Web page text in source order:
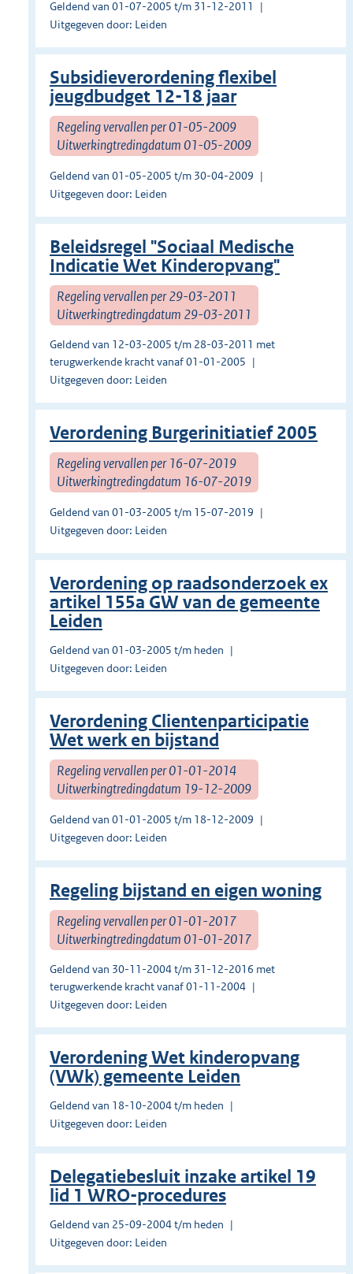
Geldend van 01-07-2005 t/m 31-12-2011
Uitgegeven door: Leiden
Subsidieverordening flexibel
jeugdbudget 12-18 jaar
Regeling vervallen per 01-05-2009
Uitwerkingtredingdatum 01-05-2009
Geldend van 01-05-2005 t/m 30-04-2009
Uitgegeven door: Leiden
Beleidsregel "Sociaal Medische
Indicatie Wet Kinderopvang"
Regeling vervallen per 29-03-2011
Uitwerkingtredingdatum 29-03-2011
Geldend van 12-03-2005 t/m 28-03-2011 met
terugwerkende kracht vanaf 01-01-2005
Uitgegeven door: Leiden
Verordening Burgerinitiatief 2005
Regeling vervallen per 16-07-2019
Uitwerkingtredingdatum 16-07-2019
Geldend van 01-03-2005 t/m 15-07-2019
Uitgegeven door: Leiden
Verordening op raadsonderzoek ex
artikel 155a GW van de gemeente
Leiden
Geldend van 01-03-2005 t/m heden
Uitgegeven door: Leiden
Verordening Clientenparticipatie
Wet werk en bijstand
Regeling vervallen per 01-01-2014
Uitwerkingtredingdatum 19-12-2009
Geldend van 01-01-2005 t/m 18-12-2009
Uitgegeven door: Leiden
Regeling bijstand en eigen woning
Regeling vervallen per 01-01-2017
Uitwerkingtredingdatum 01-01-2017
Geldend van 30-11-2004 t/m 31-12-2016 met
terugwerkende kracht vanaf 01-11-2004
Uitgegeven door: Leiden
Verordening Wet kinderopvang
(VWk) gemeente Leiden
Geldend van 18-10-2004 t/m heden
Uitgegeven door: Leiden
Delegatiebesluit inzake artikel 19
lid 1 WRO-procedures
Geldend van 25-09-2004 t/m heden
Uitgegeven door: Leiden